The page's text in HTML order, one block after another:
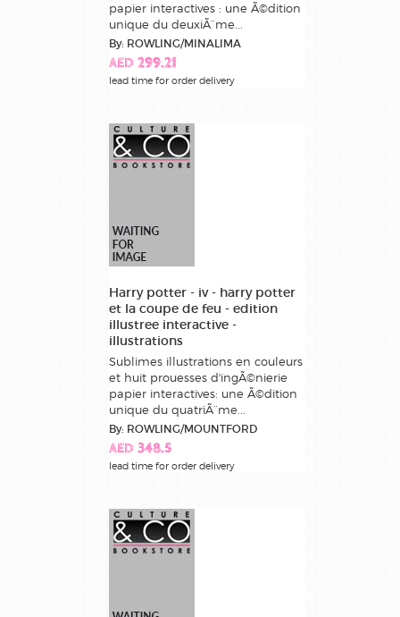
papier interactives : une Ã©dition
unique du deuxiÃ¨me...
By: ROWLING/MINALIMA
AED 299.21
lead time for order delivery
Harry potter - iv - harry potter
et la coupe de feu - edition
illustree interactive -
illustrations
Sublimes illustrations en couleurs
et huit prouesses d'ingÃ©nierie
papier interactives: une Ã©dition
unique du quatriÃ¨me...
By: ROWLING/MOUNTFORD
AED 348.5
lead time for order delivery